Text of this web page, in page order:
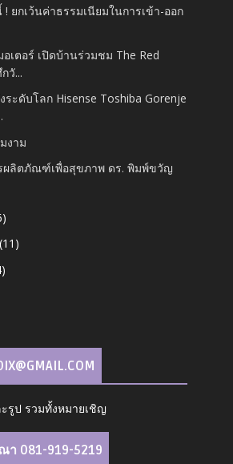
ยกเว้นค่าธรรมเนียมในการเข้า-ออก
เตอร์ เปิดบ้านร่วมชม The Red
วั...
ระดับโลก Hisense Toshiba Gorenje
งาม
ผลิตภัณฑ์เพื่อสุขภาพ ดร. พิมพ์ขวัญ
(11)
รูป รวมทั้งหมายเชิญ
081-919-5219